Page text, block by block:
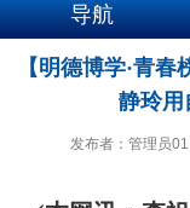
导航
【明德博学·青
静玲用
发布者：管理员01